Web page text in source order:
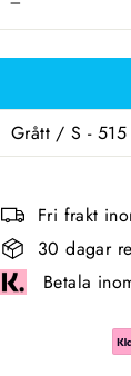
Fri frakt
30 dagar
Betala